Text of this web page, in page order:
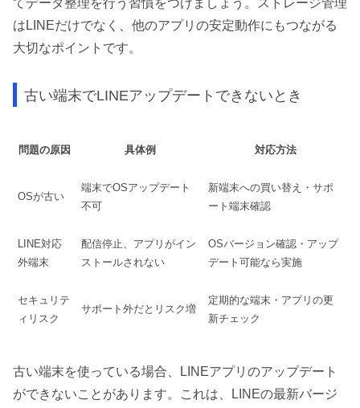
てデータ整理を行う習慣をつけましょう。ストレージ管理
はLINEだけでなく、他のアプリの安定動作にもつながる
大切なポイントです。
古い端末でLINEアップデートできないとき
問題の原因 具体例 対応方法
OSが古い
端末でOSアップデート
不可
新端末への買い替え・サポ
ート端末確認
LINE対応
外端末
配信停止、アプリがイン
ストールされない
OSバージョン確認・アップ
デート可能なら実施
セキュリテ
ィリスク
サポート外だとリスク増
定期的な端末・アプリの更
新チェック
古い端末を使っている場合、LINEアプリのアップデート
ができないことがあります。これは、LINEの最新バージ